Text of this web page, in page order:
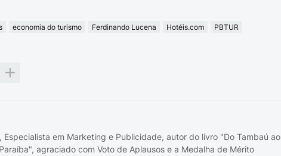
economia do turismo Ferdinando Lucena Hotéis.com
PBTUR
Especialista em Marketing e Publicidade, autor do livro "Do Tambaú ao
agraciado com Voto de Aplausos e a Medalha de Mérito